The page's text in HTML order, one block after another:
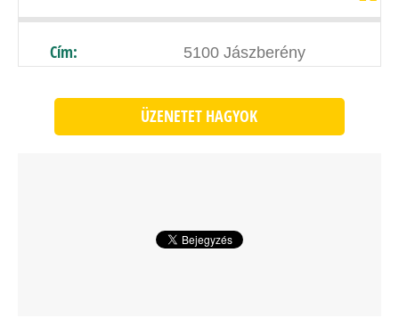
Cím: 5100 Jászberény
ÜZENETET HAGYOK